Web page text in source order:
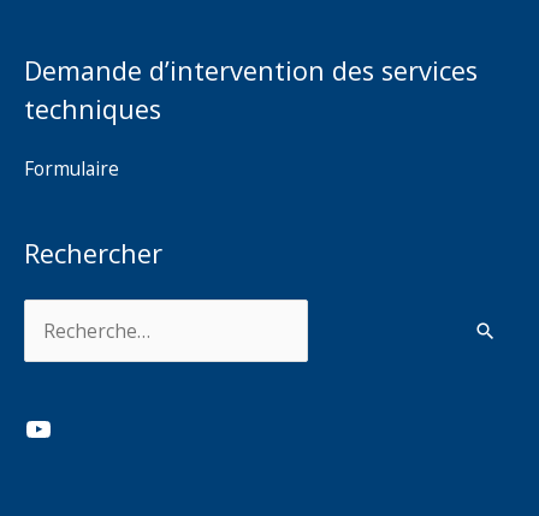
Demande d’intervention des services
techniques
Formulaire
Rechercher
YouTube